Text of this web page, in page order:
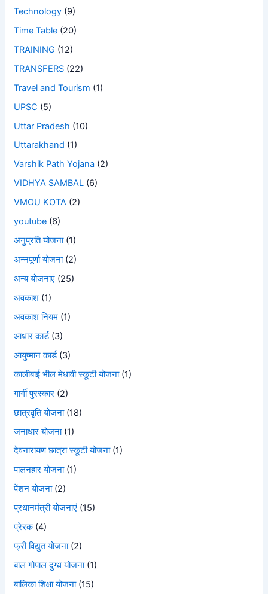
Technology (9)
Time Table (20)
TRAINING (12)
TRANSFERS (22)
Travel and Tourism (1)
UPSC (5)
Uttar Pradesh (10)
Uttarakhand (1)
Varshik Path Yojana (2)
VIDHYA SAMBAL (6)
VMOU KOTA (2)
youtube (6)
अनुप्रति योजना(1)
अन्नपूर्णा योजना(2)
अन्य योजनाएं (25)
अवकाश (1)
अवकाश नियम (1)
आधार कार्ड(3)
आयुष्मान कार्ड(3)
कालीबाई भील मेधावी स्कूटी योजना(1)
गार्गी पुरस्कार (2)
छात्रवृति योजना(18)
जनाधार योजना(1)
देवनारायण छात्रा स्कूटी योजना(1)
पालनहार योजना(1)
पेंशन योजना(2)
प्रधानमंत्री योजनाएं (15)
प्रेरक(4)
फ्री विद्युत योजना(2)
बाल गोपाल दुग्ध योजना(1)
बालिका शिक्षा योजना(15)